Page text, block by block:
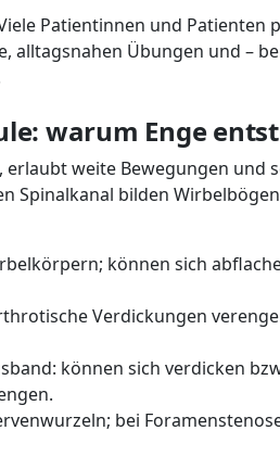
Patientinnen und Patienten
alltagsnahen Übungen und –
warum Enge
erlaubt weite Bewegungen und
Spinalkanal bilden
können sich
Verdickungen
können sich verdicken
bei